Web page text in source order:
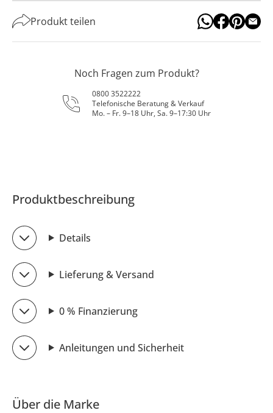
Produkt teilen
Noch Fragen zum Produkt?
0800 3522222
Telefonische Beratung & Verkauf
Mo. – Fr. 9–18 Uhr, Sa. 9–17:30 Uhr
Produktbeschreibung
Details
Lieferung & Versand
0 % Finanzierung
Anleitungen und Sicherheit
Über die Marke